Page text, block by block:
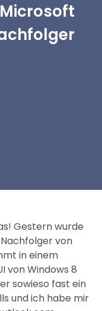
Gestern wurde
von
in einem
von Windows 8
sowieso fast ein
und ich habe mir